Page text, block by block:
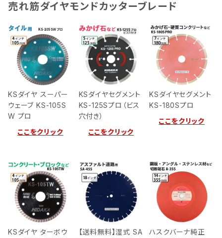
売れ筋ダイヤモンドカッターブレード
KSダイヤ スーパー
ウェーブ KS-105S
W プロ
ここをクリック
KSダイヤセグメント
KS-125Sプロ（ビス
穴付き）
ここをクリック
KSダイヤセグメント
KS-180Sプロ
ここをクリック
KSダイヤ ターボウ
【送料無料】湿式 SA
ハスクバーナ純正